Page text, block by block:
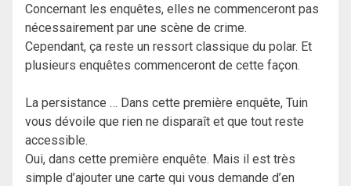
Concernant les enquêtes, elles ne commenceront pas
nécessairement par une scène de crime.
Cependant, ça reste un ressort classique du polar. Et
plusieurs enquêtes commenceront de cette façon.
La persistance … Dans cette première enquête, Tuin
vous dévoile que rien ne disparaît et que tout reste
accessible.
Oui, dans cette première enquête. Mais il est très
simple d’ajouter une carte qui vous demande d’en